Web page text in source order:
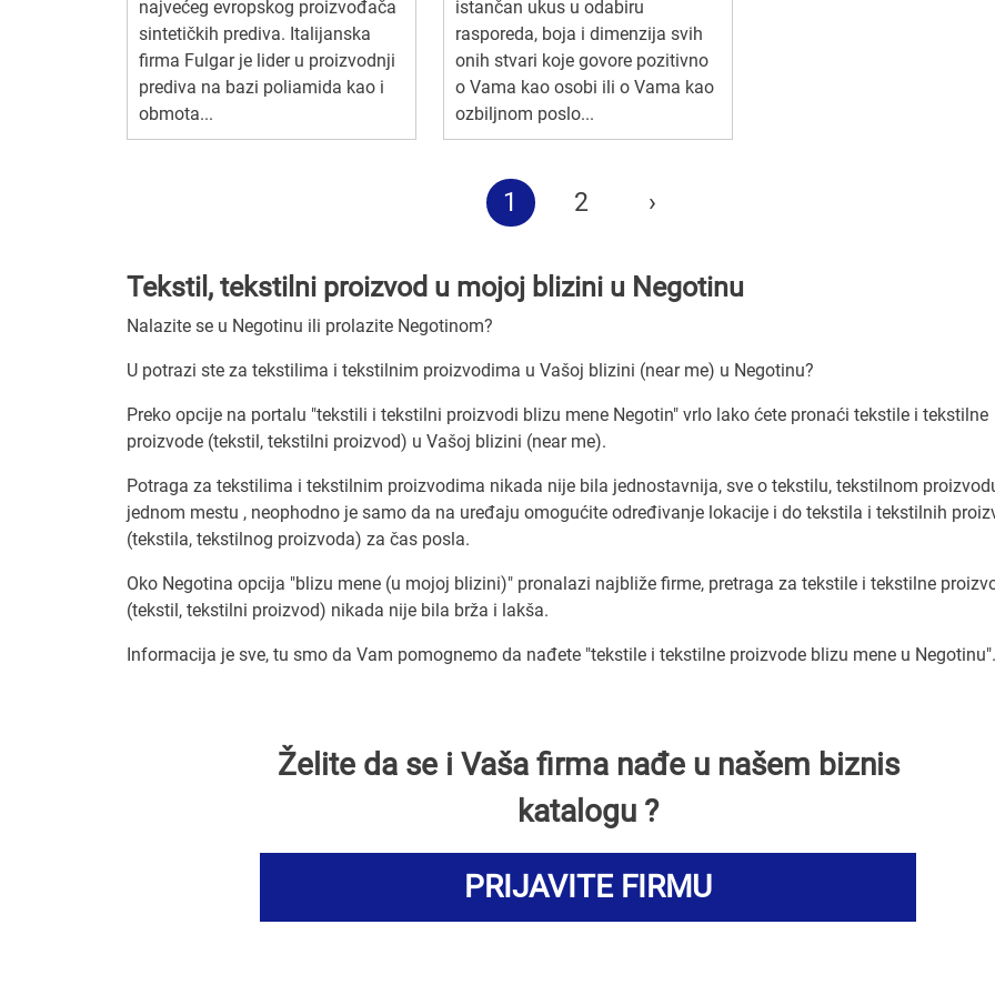
najvećeg evropskog proizvođača
sintetičkih prediva. Italijanska
firma Fulgar je lider u proizvodnji
prediva na bazi poliamida kao i
obmota...
istančan ukus u odabiru
rasporeda, boja i dimenzija svih
onih stvari koje govore pozitivno
o Vama kao osobi ili o Vama kao
ozbiljnom poslo...
1 2 ›
Tekstil, tekstilni proizvod u mojoj blizini u Negotinu
Nalazite se u Negotinu ili prolazite Negotinom?
U potrazi ste za tekstilima i tekstilnim proizvodima u Vašoj blizini (near me) u Negotinu?
Preko opcije na portalu "tekstili i tekstilni proizvodi blizu mene Negotin" vrlo lako ćete pronaći tekstile i tekstilne
proizvode (tekstil, tekstilni proizvod) u Vašoj blizini (near me).
Potraga za tekstilima i tekstilnim proizvodima nikada nije bila jednostavnija, sve o tekstilu, tekstilnom
jednom mestu , neophodno je samo da na uređaju omogućite određivanje lokacije i do tekstila i tekstilnih
(tekstila, tekstilnog proizvoda) za čas posla.
Oko Negotina opcija "blizu mene (u mojoj blizini)" pronalazi najbliže firme, pretraga za tekstile i tekstilne
(tekstil, tekstilni proizvod) nikada nije bila brža i lakša.
Informacija je sve, tu smo da Vam pomognemo da nađete "tekstile i tekstilne proizvode blizu mene u Negotinu".
Želite da se i Vaša firma nađe u našem biznis
katalogu ?
PRIJAVITE FIRMU